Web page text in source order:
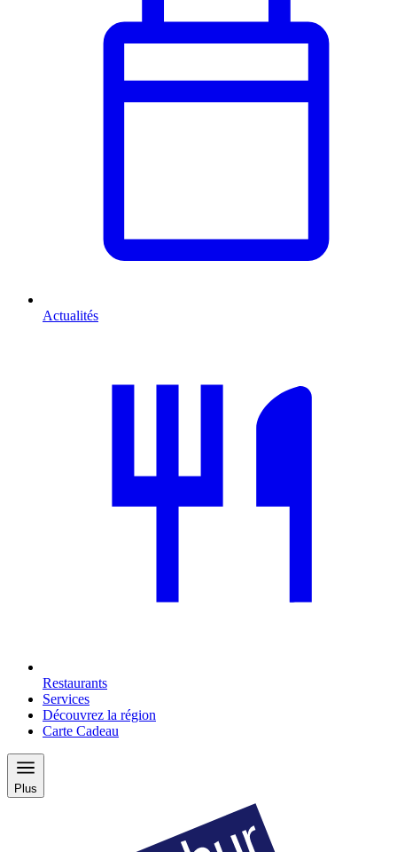
Actualités
Restaurants
Services
Découvrez la région
Carte Cadeau
Plus